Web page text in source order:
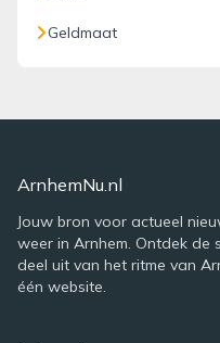
Geldmaat
ArnhemNu.nl
Jouw bron voor actueel
weer in Arnhem. Ontdek
deel uit van het ritme van
één website.